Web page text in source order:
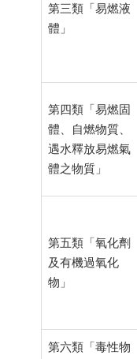
第三類「易燃液
體」
第四類「易燃固
體、自燃物質、
遇水釋放易燃氣
體之物質」
第五類「氧化劑
及有機過氧化
物」
第六類「毒性物